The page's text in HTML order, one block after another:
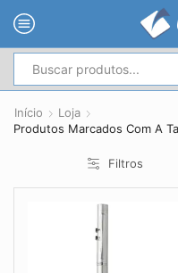
Início
Loja
Produtos Marcados Com A
Filtros